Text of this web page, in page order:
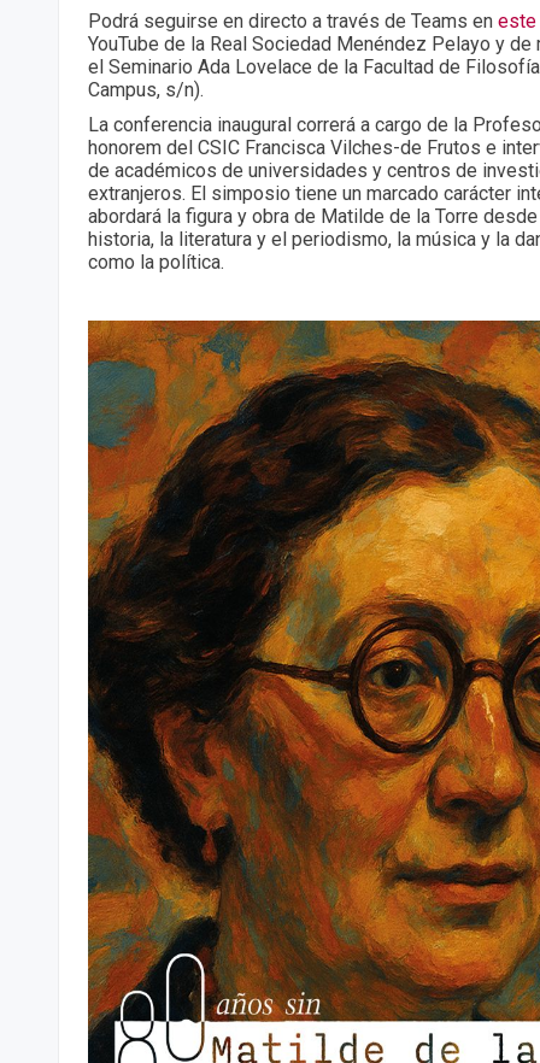
Podrá seguirse en directo a través de Teams en este
YouTube de la Real Sociedad Menéndez Pelayo y de
el Seminario Ada Lovelace de la Facultad de
Campus, s/n).
La conferencia inaugural correrá a cargo de la
honorem del CSIC Francisca Vilches-de Frutos e
de académicos de universidades y centros de
extranjeros. El simposio tiene un marcado carácter
abordará la figura y obra de Matilde de la Torre
historia, la literatura y el periodismo, la música y la
como la política.